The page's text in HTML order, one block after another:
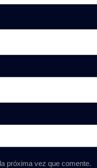
próxima vez que comente.